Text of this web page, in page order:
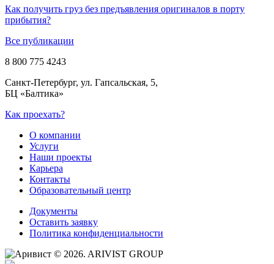
Как получить груз без предъявления оригиналов в порту
прибытия?
Все публикации
8 800 775 4243
Санкт-Петербург, ул. Гапсальская, 5,
БЦ «Балтика»
Как проехать?
О компании
Услуги
Наши проекты
Карьера
Контакты
Образовательный центр
Документы
Оставить заявку
Политика конфиденциальности
© 2026. ARIVIST GROUP